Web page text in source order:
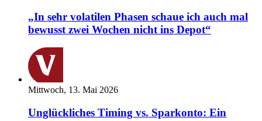
„In sehr volatilen Phasen schaue ich auch mal
bewusst zwei Wochen nicht ins Depot“
Mittwoch, 13. Mai 2026
Unglückliches Timing vs. Sparkonto: Ein